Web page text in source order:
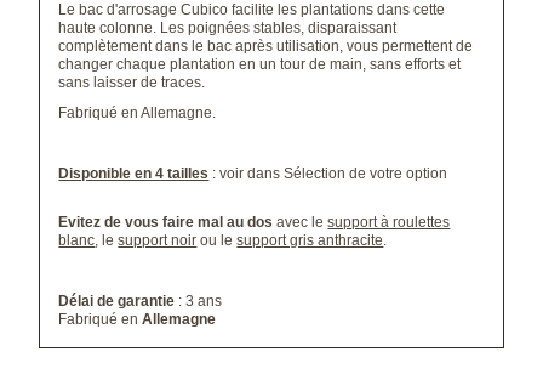
Le bac d'arrosage Cubico facilite les plantations dans cette
haute colonne. Les poignées stables, disparaissant
complètement dans le bac après utilisation, vous permettent de
changer chaque plantation en un tour de main, sans efforts et
sans laisser de traces.
Fabriqué en Allemagne.
Disponible en 4 tailles : voir dans Sélection de votre option
Evitez de vous faire mal au dos avec lesupport à roulettes
blanc, lesupport noir ou lesupport gris anthracite.
Délai de garantie : 3 ans
Fabriqué enAllemagne